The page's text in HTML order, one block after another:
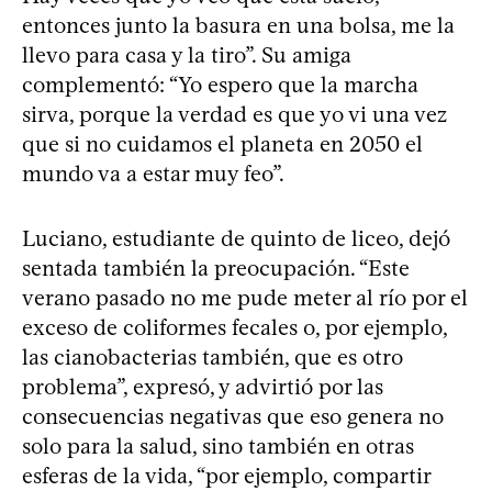
entonces junto la basura en una bolsa, me la
llevo para casa y la tiro”. Su amiga
complementó: “Yo espero que la marcha
sirva, porque la verdad es que yo vi una vez
que si no cuidamos el planeta en 2050 el
mundo va a estar muy feo”.
Luciano, estudiante de quinto de liceo, dejó
sentada también la preocupación. “Este
verano pasado no me pude meter al río por el
exceso de coliformes fecales o, por ejemplo,
las cianobacterias también, que es otro
problema”, expresó, y advirtió por las
consecuencias negativas que eso genera no
solo para la salud, sino también en otras
esferas de la vida, “por ejemplo, compartir